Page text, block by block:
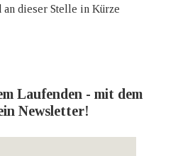
dieser Stelle in Kürze
Laufenden - mit dem
Newsletter!